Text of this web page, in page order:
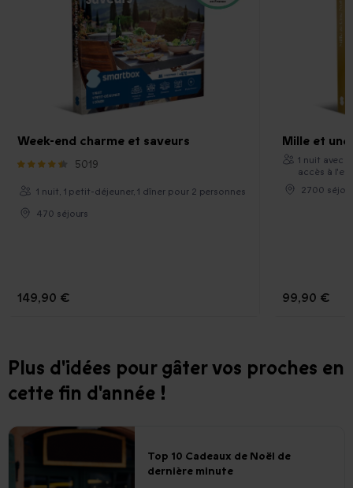
Week-end charme et saveurs
5019
1 nuit, 1 petit-déjeuner, 1 dîner pour 2 personnes
470 séjours
149,90 €
Mille et
1 nuit avec
accès à
2700
99,90 €
Plus d'idées pour gâter vos proches en
cette fin d'année !
Top 10 Cadeaux de Noël de
dernière minute